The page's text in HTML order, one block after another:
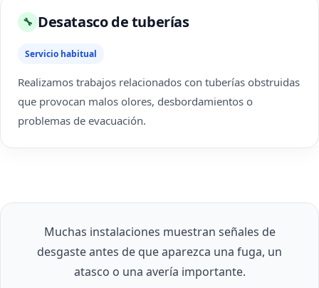
🔧 Desatasco de tuberías
Servicio habitual
Realizamos trabajos relacionados con tuberías obstruidas
que provocan malos olores, desbordamientos o
problemas de evacuación.
Muchas instalaciones muestran señales de
desgaste antes de que aparezca una fuga, un
atasco o una avería importante.